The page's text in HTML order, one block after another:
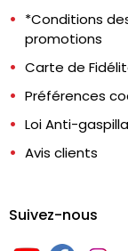
*Conditions
promotions
Carte de
Préférences
Loi Anti-
Avis clients
Suivez-nous